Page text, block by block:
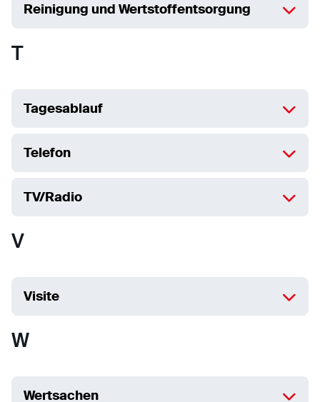
Reinigung und Wertstoffentsorgung
T
Tagesablauf
Telefon
TV/Radio
V
Visite
W
Wertsachen